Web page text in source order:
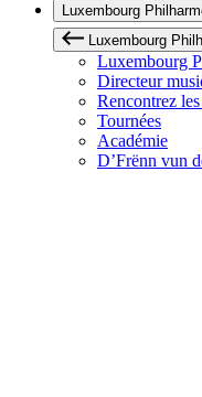
Luxembourg
Luxembourg
Luxembourg
Directeur
Rencontrez
Tournées
Académie
D’Frënn vun